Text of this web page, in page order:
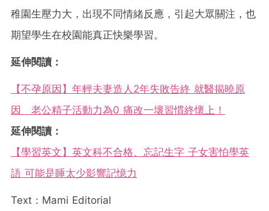
稚園生壓力大，出現不同情緒反應，引起大眾關注，也
期望學生在校園能真正快樂學習。
延伸閱讀：
【不孕原因】年輕夫妻造人2年失敗告終 就醫揭曉原
因 老公精子活動力為0 痛改一壞習慣終懷上！
延伸閱讀：
【學習英文】英文科不合格、忘記生字 子女害怕學英
語 可能是睡太少影響記憶力
Text：Mami Editorial